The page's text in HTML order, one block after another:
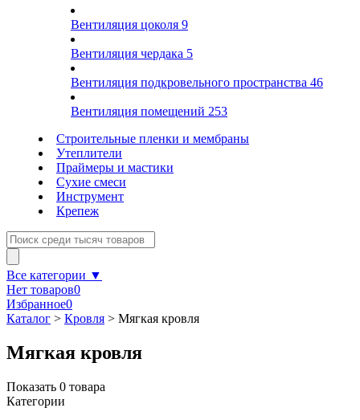
Вентиляция цоколя 9
Вентиляция чердака 5
Вентиляция подкровельного пространства 46
Вентиляция помещений 253
Строительные пленки и мембраны
Утеплители
Праймеры и мастики
Сухие смеси
Инструмент
Крепеж
Все категории ▼
Нет товаров0
Избранное0
Каталог > Кровля > Мягкая кровля
Мягкая кровля
Показать 0 товара
Категории